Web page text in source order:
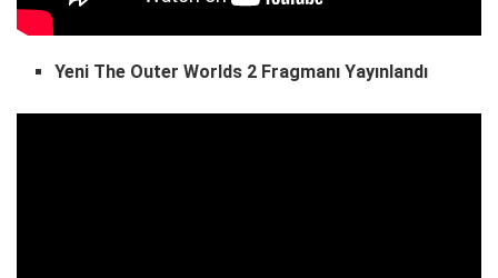
Yeni The Outer Worlds 2 Fragmanı Yayınlandı